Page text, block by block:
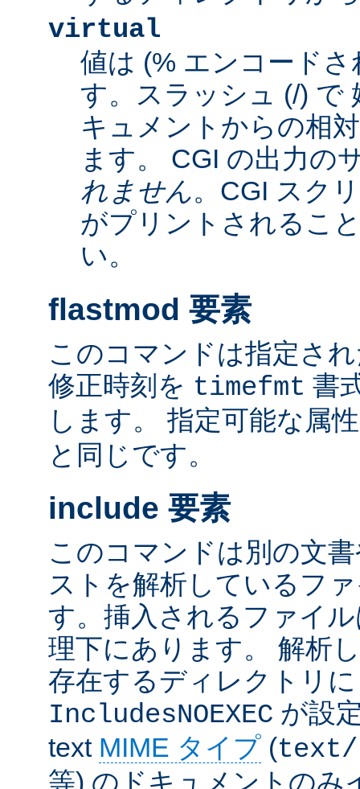
virtual
値は (% エンコード
す。スラッシュ (/) で
キュメントからの相
ます。 CGI の出力の
れません。CGI スク
がプリントされるこ
い。
flastmod 要素
このコマンドは指定さ
修正時刻を timefmt 書
します。 指定可能な属
と同じです。
include 要素
このコマンドは別の文
ストを解析しているフ
す。挿入されるファイ
理下にあります。 解析
存在するディレクトリ
IncludesNOEXEC が設
text MIME タイプ (
等) のドキュメントのみ